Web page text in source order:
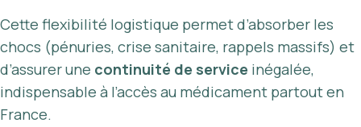
Cette flexibilité logistique permet d’absorber les
chocs (pénuries, crise sanitaire, rappels massifs) et
d’assurer une continuité de service inégalée,
indispensable à l’accès au médicament partout en
France.